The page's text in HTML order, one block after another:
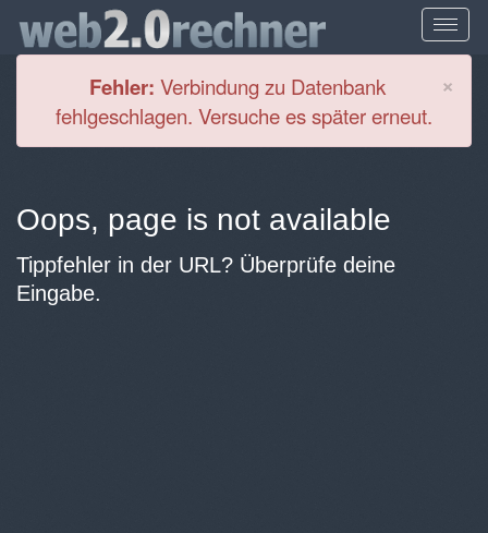
×
Fehler: Verbindung zu Datenbank
fehlgeschlagen. Versuche es später erneut.
Oops, page is not available
Tippfehler in der URL? Überprüfe deine
Eingabe.